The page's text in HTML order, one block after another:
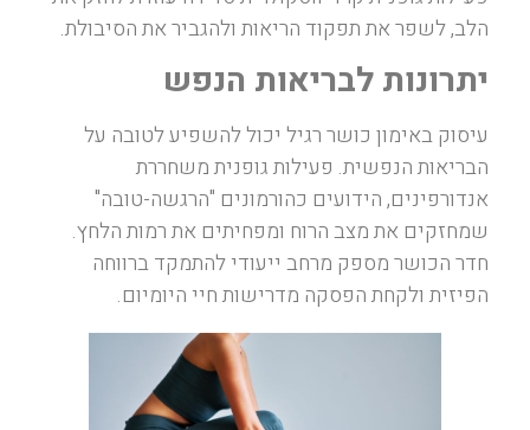
הלב, לשפר את תפקוד הריאות ולהגביר את הסיבולת.
יתרונות לבריאות הנפש
עיסוק באימון כושר רגיל יכול להשפיע לטובה על
הבריאות הנפשית. פעילות גופנית משחררת
אנדורפינים, הידועים כהורמונים "הרגשה-טובה"
שמחזקים את מצב הרוח ומפחיתים את רמות הלחץ.
חדר הכושר מספק מרחב ייעודי להתמקד ברווחה
הפיזית ולקחת הפסקה מדרישות חיי היומיום.